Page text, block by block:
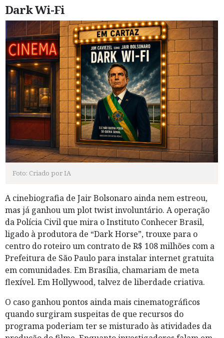
Dark Wi-Fi
Foto: Criado por IA
A cinebiografia de Jair Bolsonaro ainda nem estreou,
mas já ganhou um plot twist involuntário. A operação
da Polícia Civil que mira o Instituto Conhecer Brasil,
ligado à produtora de “Dark Horse”, trouxe para o
centro do roteiro um contrato de R$ 108 milhões com a
Prefeitura de São Paulo para instalar internet gratuita
em comunidades. Em Brasília, chamariam de meta
flexível. Em Hollywood, talvez de liberdade criativa.
O caso ganhou pontos ainda mais cinematográficos
quando surgiram suspeitas de que recursos do
programa poderiam ter se misturado às atividades da